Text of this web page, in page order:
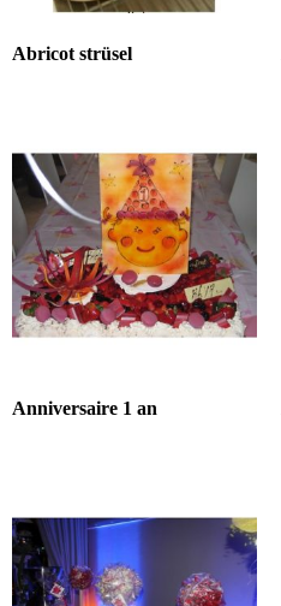
Abricot strüsel
Anniversaire 1 an